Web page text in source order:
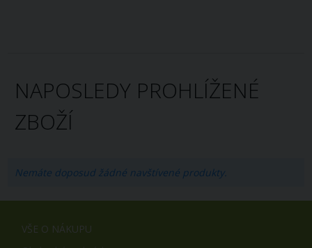
NAPOSLEDY PROHLÍŽENÉ
ZBOŽÍ
Nemáte doposud žádné navštívené produkty.
VŠE O NÁKUPU